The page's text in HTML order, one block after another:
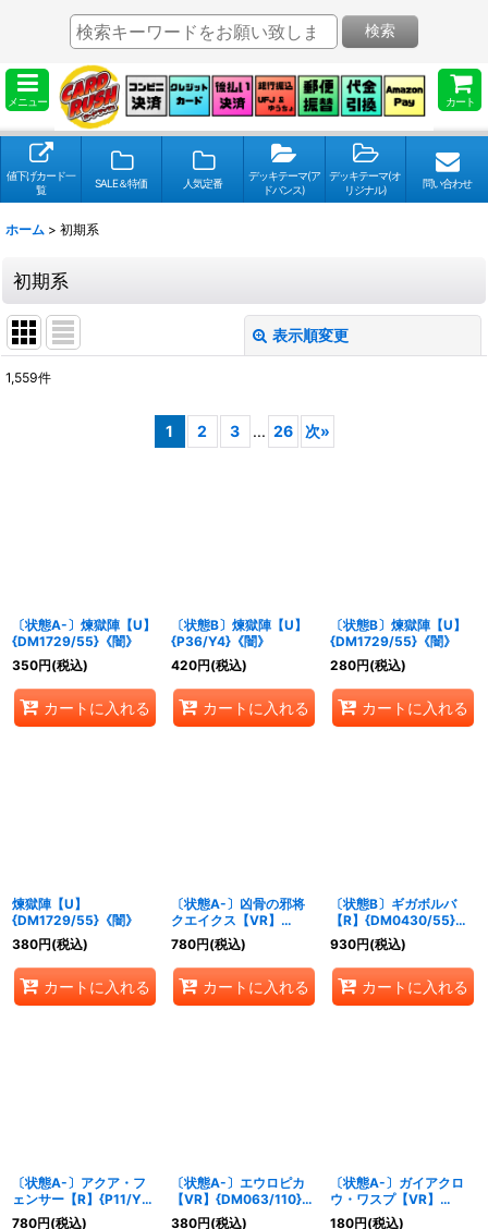
メニュー カート
検索
値下げカード一
覧
SALE＆特価 人気定番
デッキテーマ(ア
ドバンス)
デッキテーマ(オ
リジナル)
問い合わせ
ホーム > 初期系
初期系
表示順変更
1,559件
1 2 3 ... 26 次»
〔状態A-〕煉獄陣【U】
{DM1729/55}《闇》
350円(税込)
カートに入れる
〔状態B〕煉獄陣【U】
{P36/Y4}《闇》
420円(税込)
カートに入れる
〔状態B〕煉獄陣【U】
{DM1729/55}《闇》
280円(税込)
カートに入れる
煉獄陣【U】
{DM1729/55}《闇》
380円(税込)
カートに入れる
〔状態A-〕凶骨の邪将
クエイクス【VR】
{DM043/55}《闇》
780円(税込)
カートに入れる
〔状態B〕ギガボルバ
【R】{DM0430/55}
《闇》
930円(税込)
カートに入れる
〔状態A-〕アクア・フ
ェンサー【R】{P11/Y2}
《水》
780円(税込)
〔状態A-〕エウロピカ
【VR】{DM063/110}
《水》
380円(税込)
〔状態A-〕ガイアクロ
ウ・ワスプ【VR】
{DM069/110}《自然》
180円(税込)